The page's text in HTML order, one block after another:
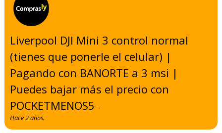
Liverpool DJI Mini 3 control normal
(tienes que ponerle el celular) |
Pagando con BANORTE a 3 msi |
Puedes bajar más el precio con
POCKETMENOS5-
Hace 2 años.